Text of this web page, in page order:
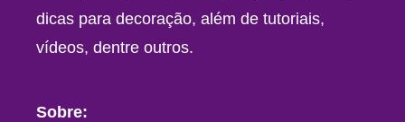
dicas para decoração, além de tutoriais,
vídeos, dentre outros.
Sobre: